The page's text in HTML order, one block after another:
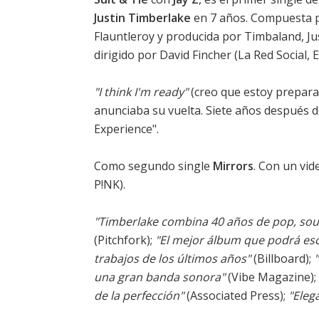
Justin Timberlake en 7 años. Compuesta
Flauntleroy y producida por Timbaland,
dirigido por David Fincher (La Red Social,
"I think I'm ready"(creo que estoy
anunciaba su vuelta. Siete años después
Experience".
Como segundo single Mirrors. Con un
P!NK).
"Timberlake combina 40 años de pop,
(Pitchfork); "El mejor álbum que podrá
trabajos de los últimos años"(Billboard);
una gran banda sonora"(Vibe Magazine);
de la perfección"(Associated Press);